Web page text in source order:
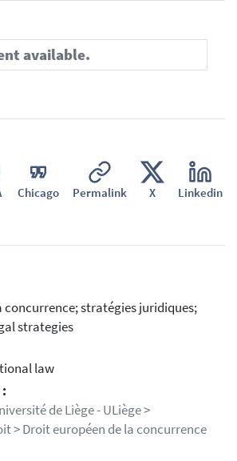
available.
Chicago Permalink X Linkedin
concurrence; stratégies juridiques;
strategies
law
de Liège - ULiège >
> Droit européen de la concurrence